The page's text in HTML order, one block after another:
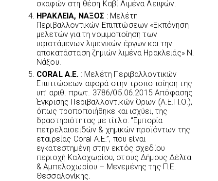
σκαφών στη θέση Καβί Λιμένα Λειψών.
ΗΡΑΚΛΕΙΑ, ΝΑΞΟΣ : Μελέτη
Περιβαλλοντικών Επιπτώσεων «Εκπόνηση
μελετών για τη νομιμοποίηση των
υφιστάμενων λιμενικών έργων και την
αποκατάσταση ζημιών λιμένα Ηρακλειάς» Ν.
Νάξου.
CORAL A.E. : Μελέτη Περιβαλλοντικών
Επιπτώσεων αφορά στην τροποποίηση της
υπ’ αριθ. πρωτ. 3786/05.06.2015 Απόφασης
Έγκρισης Περιβαλλοντικών Όρων (Α.Ε.Π.Ο.),
όπως τροποποιήθηκε και ισχύει, της
δραστηριότητας με τίτλο: “Εμπορία
πετρελαιοειδών & χημικών προϊόντων της
εταιρείας Coral Α.Ε.”, που είναι
εγκατεστημένη στην εκτός σχεδίου
περιοχή Καλοχωρίου, στους Δήμους Δέλτα
& Αμπελοχωρίου – Μενεμένης της Π.Ε.
Θεσσαλονίκης.